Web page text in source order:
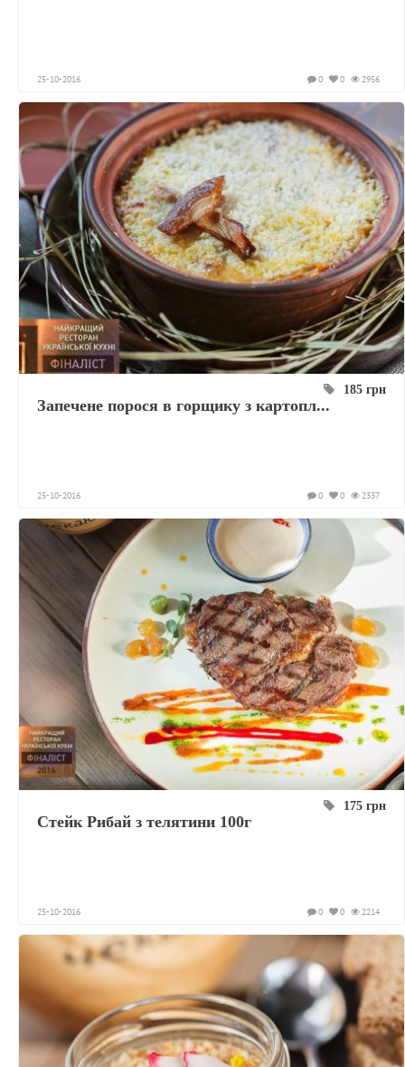
25-10-2016 2956
0
0
185 грн
Запечене порося в горщику з картопл...
25-10-2016 2337
0
0
175 грн
Стейк Рибай з телятини 100г
25-10-2016 2214
0
0